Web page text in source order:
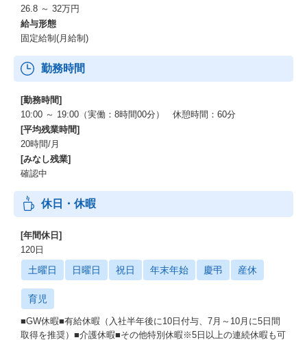
26.8 ～ 32万円
給与形態
固定給制(月給制)
勤務時間
[勤務時間]
10:00 ～ 19:00（実働：8時間00分） 休憩時間：60分
[平均残業時間]
20時間/月
[みなし残業]
確認中
休日・休暇
[年間休日]
120日
土曜日 日曜日 祝日 年末年始 慶弔 産休
育児
■GW休暇■有給休暇（入社半年後に10日付与、7月～10月に5日間
取得を推奨）■介護休暇■その他特別休暇※5日以上の連続休暇も可